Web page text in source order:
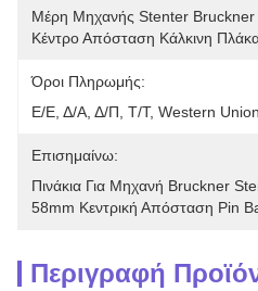
Μέρη Μηχανής Stenter
Κέντρο Απόσταση Κάλκινη
Όροι Πληρωμής:
Ε/Ε, Δ/Α, Δ/Π, Τ/Τ, Western Union
Επισημαίνω:
Πινάκια Για Μηχανή Bruckner
58mm Κεντρική Απόσταση Pin
Περιγραφή